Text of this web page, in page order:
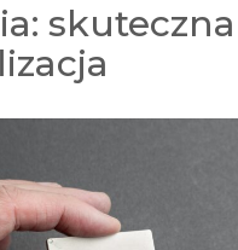
skuteczna